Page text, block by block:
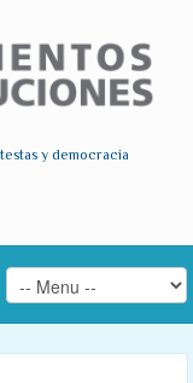
y democracia